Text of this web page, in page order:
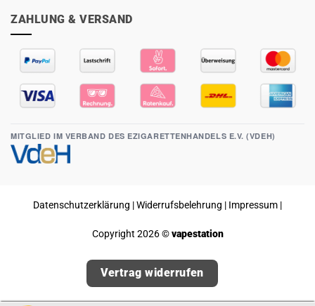
ZAHLUNG & VERSAND
MITGLIED IM VERBAND DES EZIGARETTENHANDELS E.V. (VDEH)
Datenschutzerklärung |Widerrufsbelehrung | Impressum |
Copyright 2026 ©vapestation
Vertrag widerrufen